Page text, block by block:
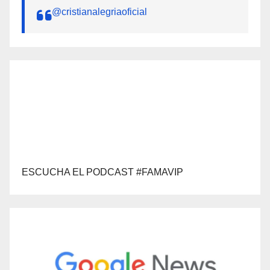
@cristianalegriaoficial
ESCUCHA EL PODCAST #FAMAVIP